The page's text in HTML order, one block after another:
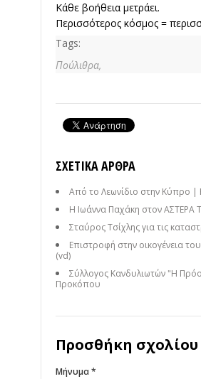
Κάθε βοήθεια μετράει.
Περισσότερος κόσμος =
Tags:
Πούλιθρα,
ΣΧΕΤΙΚΆ ΆΡΘΡΑ
Από το Λεωνίδιο στην Κύπρο |
Η Ιωάννα Παχάκη στον ΑΣΤΕΡΑ
Σταύρος Τσίχλης για τις
Επιστροφή στην οικογένεια
(vd)
Σύλλογος Κανδυλιωτών "Η
Προκόπου
Προσθήκη σχολίου
Μήνυμα *